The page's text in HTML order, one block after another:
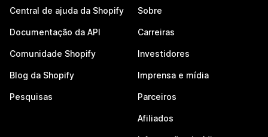
Central de ajuda da Shopify
Documentação da API
Comunidade Shopify
Blog da Shopify
Pesquisas
Sobre
Carreiras
Investidores
Imprensa e mídia
Parceiros
Afiliados